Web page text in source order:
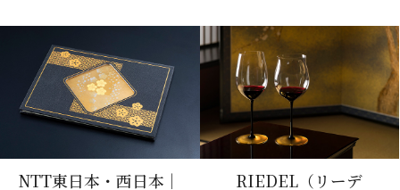
NTT東日本・西日本｜
RIEDEL（リーデ